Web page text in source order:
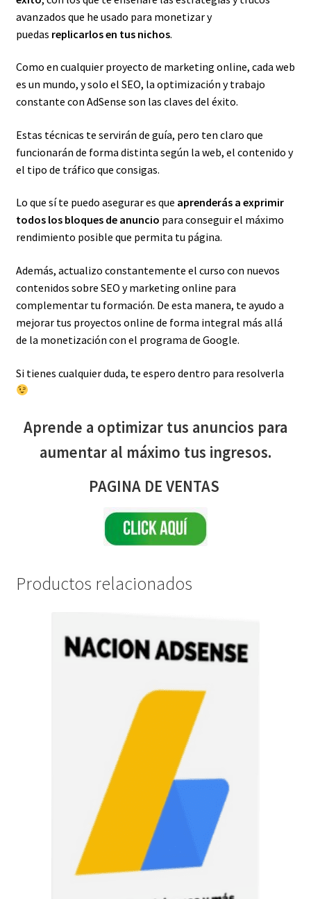
avanzados que he usado para monetizar y
puedas replicarlos en tus nichos.
Como en cualquier proyecto de marketing online, cada web
es un mundo, y solo el SEO, la optimización y trabajo
constante con AdSense son las claves del éxito.
Estas técnicas te servirán de guía, pero ten claro que
funcionarán de forma distinta según la web, el contenido y
el tipo de tráfico que consigas.
Lo que sí te puedo asegurar es que aprenderás a exprimir
todos los bloques de anuncio para conseguir el máximo
rendimiento posible que permita tu página.
Además, actualizo constantemente el curso con nuevos
contenidos sobre SEO y marketing online para
complementar tu formación. De esta manera, te ayudo a
mejorar tus proyectos online de forma integral más allá
de la monetización con el programa de Google.
Si tienes cualquier duda, te espero dentro para resolverla
Aprende a optimizar tus anuncios para
aumentar al máximo tus ingresos.
PAGINA DE VENTAS
Productos relacionados